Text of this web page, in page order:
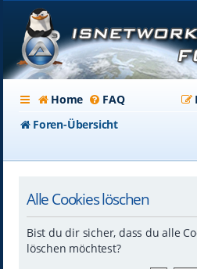
Home FAQ
Foren-Übersicht
Alle Cookies löschen
Bist du dir sicher, dass du alle
löschen möchtest?